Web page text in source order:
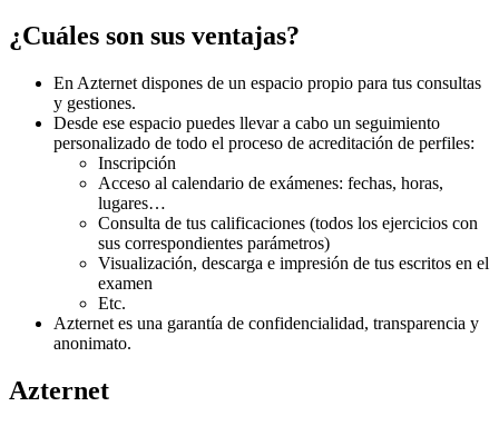
¿Cuáles son sus ventajas?
En Azternet dispones de un espacio propio para tus consultas
y gestiones.
Desde ese espacio puedes llevar a cabo un seguimiento
personalizado de todo el proceso de acreditación de perfiles:
Inscripción
Acceso al calendario de exámenes: fechas, horas,
lugares…
Consulta de tus calificaciones (todos los ejercicios con
sus correspondientes parámetros)
Visualización, descarga e impresión de tus escritos en el
examen
Etc.
Azternet es una garantía de confidencialidad, transparencia y
anonimato.
Azternet